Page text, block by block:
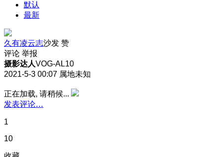
默认
最新
久有凌云志沙发 赞
评论 举报
摄影达人VOG-AL10
2021-5-3 00:07 属地未知
正在加载, 请稍候...
发表评论…
1
10